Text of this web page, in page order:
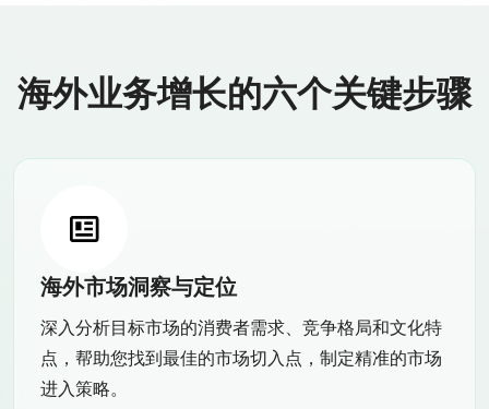
海外业务增长的六个关键步骤
海外市场洞察与定位
深入分析目标市场的消费者需求、竞争格局和文化特
点，帮助您找到最佳的市场切入点，制定精准的市场
进入策略。